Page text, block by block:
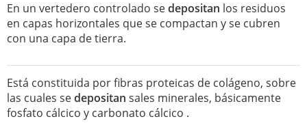
En un vertedero controlado sedepositan los residuos
en capas horizontales que se compactan y se cubren
con una capa de tierra.
Está constituida por fibras proteicas de colágeno, sobre
las cuales sedepositan sales minerales, básicamente
fosfato cálcico y carbonato cálcico .